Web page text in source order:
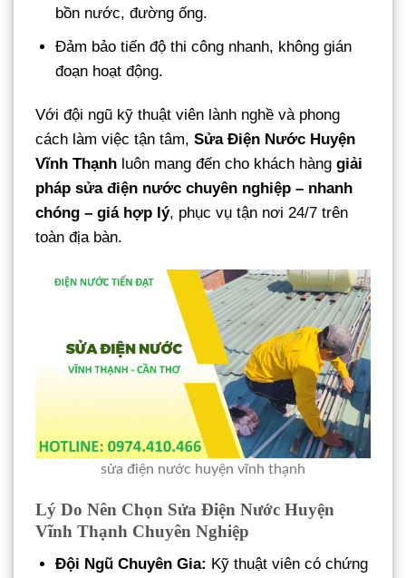
bồn nước, đường ống.
Đảm bảo tiến độ thi công nhanh, không gián
đoạn hoạt động.
Với đội ngũ kỹ thuật viên lành nghề và phong
cách làm việc tận tâm, Sửa Điện Nước Huyện
Vĩnh Thạnh luôn mang đến cho khách hàng giải
pháp sửa điện nước chuyên nghiệp – nhanh
chóng – giá hợp lý, phục vụ tận nơi 24/7 trên
toàn địa bàn.
sửa điện nước huyện vĩnh thạnh
Lý Do Nên Chọn Sửa Điện Nước Huyện
Vĩnh Thạnh Chuyên Nghiệp
Đội Ngũ Chuyên Gia: Kỹ thuật viên có chứng